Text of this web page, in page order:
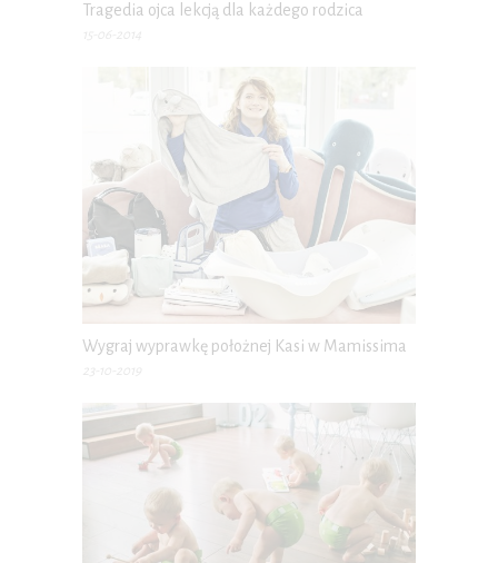
Tragedia ojca lekcją dla każdego rodzica
15-06-2014
Wygraj wyprawkę położnej Kasi w Mamissima
23-10-2019